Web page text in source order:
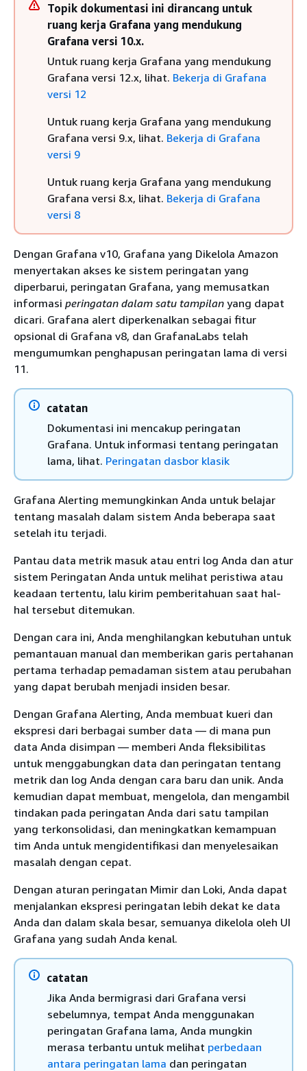
Topik dokumentasi ini dirancang untuk
ruang kerja Grafana yang mendukung
Grafana versi 10.x.
Untuk ruang kerja Grafana yang mendukung
Grafana versi 12.x, lihat. Bekerja di Grafana
versi 12
Untuk ruang kerja Grafana yang mendukung
Grafana versi 9.x, lihat. Bekerja di Grafana
versi 9
Untuk ruang kerja Grafana yang mendukung
Grafana versi 8.x, lihat. Bekerja di Grafana
versi 8
Dengan Grafana v10, Grafana yang Dikelola Amazon
menyertakan akses ke sistem peringatan yang
diperbarui, peringatan Grafana, yang memusatkan
informasi peringatan dalam satu tampilan yang dapat
dicari. Grafana alert diperkenalkan sebagai fitur
opsional di Grafana v8, dan GrafanaLabs telah
mengumumkan penghapusan peringatan lama di versi
11.
catatan
Dokumentasi ini mencakup peringatan
Grafana. Untuk informasi tentang peringatan
lama, lihat. Peringatan dasbor klasik
Grafana Alerting memungkinkan Anda untuk belajar
tentang masalah dalam sistem Anda beberapa saat
setelah itu terjadi.
Pantau data metrik masuk atau entri log Anda dan atur
sistem Peringatan Anda untuk melihat peristiwa atau
keadaan tertentu, lalu kirim pemberitahuan saat hal-
hal tersebut ditemukan.
Dengan cara ini, Anda menghilangkan kebutuhan untuk
pemantauan manual dan memberikan garis pertahanan
pertama terhadap pemadaman sistem atau perubahan
yang dapat berubah menjadi insiden besar.
Dengan Grafana Alerting, Anda membuat kueri dan
ekspresi dari berbagai sumber data — di mana pun
data Anda disimpan — memberi Anda fleksibilitas
untuk menggabungkan data dan peringatan tentang
metrik dan log Anda dengan cara baru dan unik. Anda
kemudian dapat membuat, mengelola, dan mengambil
tindakan pada peringatan Anda dari satu tampilan
yang terkonsolidasi, dan meningkatkan kemampuan
tim Anda untuk mengidentifikasi dan menyelesaikan
masalah dengan cepat.
Dengan aturan peringatan Mimir dan Loki, Anda dapat
menjalankan ekspresi peringatan lebih dekat ke data
Anda dan dalam skala besar, semuanya dikelola oleh UI
Grafana yang sudah Anda kenal.
catatan
Jika Anda bermigrasi dari Grafana versi
sebelumnya, tempat Anda menggunakan
peringatan Grafana lama, Anda mungkin
merasa terbantu untuk melihat perbedaan
antara peringatan lama dan peringatan